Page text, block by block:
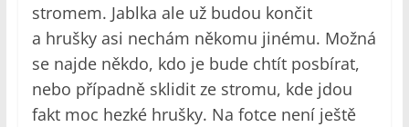
stromem. Jablka ale už budou končit
a hrušky asi nechám někomu jinému. Možná
se najde někdo, kdo je bude chtít posbírat,
nebo případně sklidit ze stromu, kde jdou
fakt moc hezké hrušky. Na fotce není ještě